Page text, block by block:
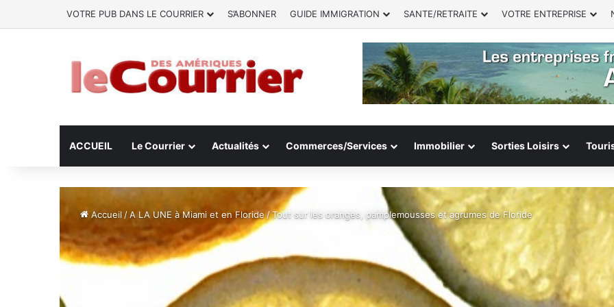
VOTRE PUB DANS LE COURRIER S’ABONNER GUIDE IMMIGRATION SANTE/RETRAITE VOTRE ENTREPRISE
ACCUEIL Le Courrier Actualités Commerces/Services Immobilier Sorties Loisirs
Accueil /A LA UNE à Miami et en Floride/Tout sur les oranges, pamplemousses et agrumes de Floride